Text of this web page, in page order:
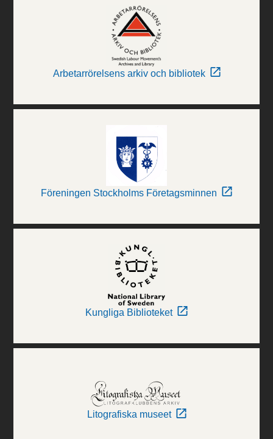
Arbetarrörelsens arkiv och bibliotek
Föreningen Stockholms Företagsminnen
Kungliga Biblioteket
Litografiska museet